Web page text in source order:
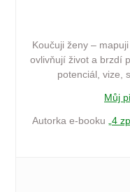
Koučuji ženy –
ovlivňují život a brzdí
potenciál, vize,
Můj
Autorka e-booku „4